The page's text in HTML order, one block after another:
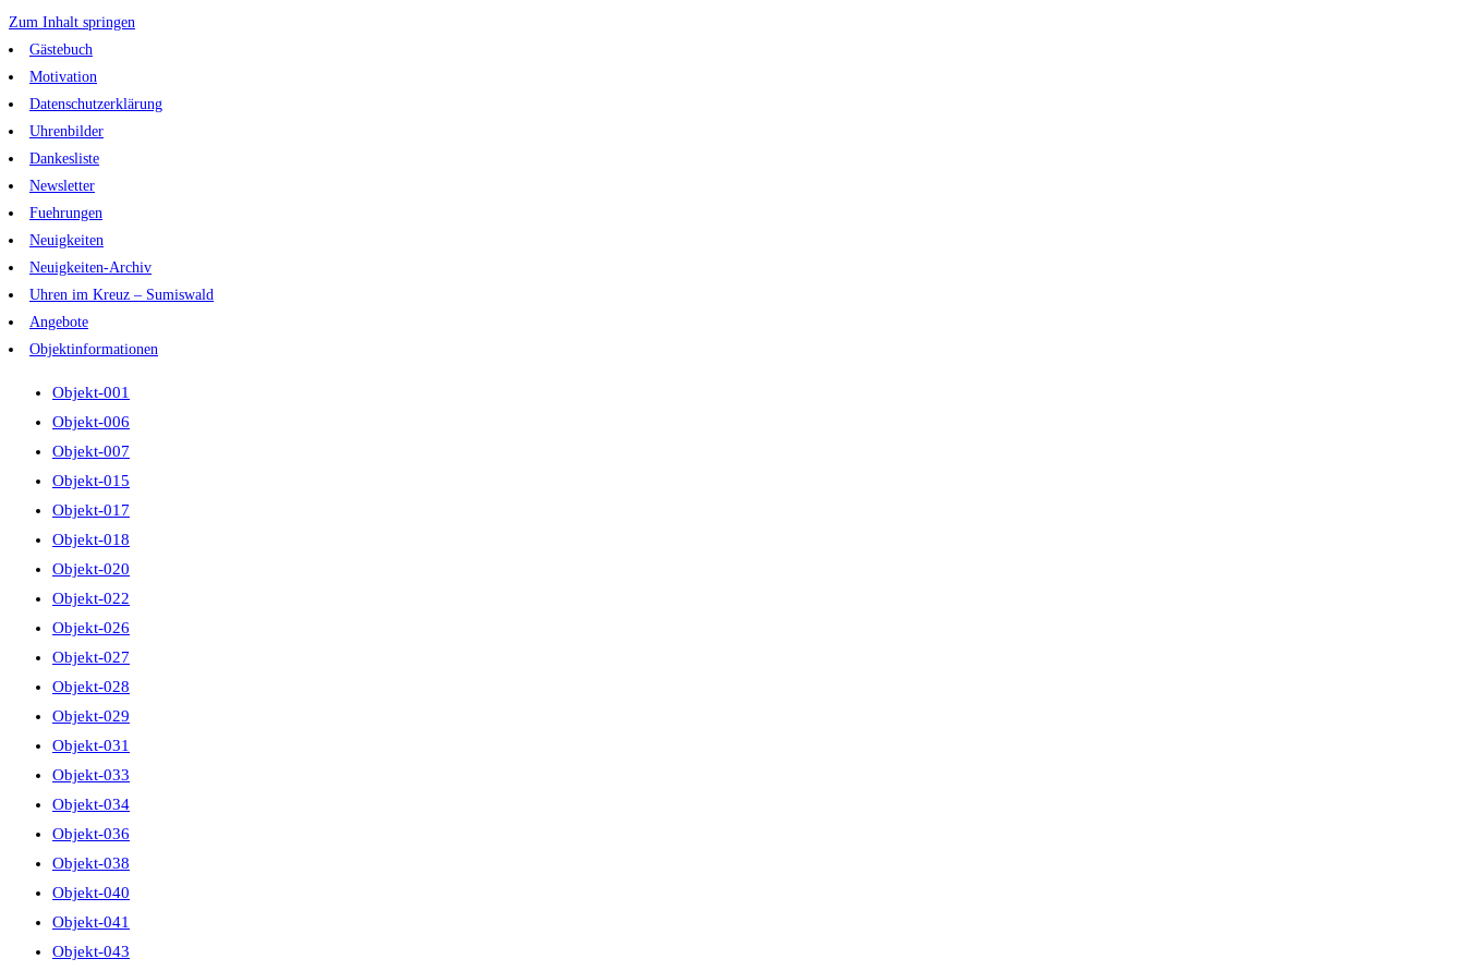
Zum Inhalt springen
Gästebuch
Motivation
Datenschutzerklärung
Uhrenbilder
Dankesliste
Newsletter
Fuehrungen
Neuigkeiten
Neuigkeiten-Archiv
Uhren im Kreuz – Sumiswald
Angebote
Objektinformationen
Objekt-001
Objekt-006
Objekt-007
Objekt-015
Objekt-017
Objekt-018
Objekt-020
Objekt-022
Objekt-026
Objekt-027
Objekt-028
Objekt-029
Objekt-031
Objekt-033
Objekt-034
Objekt-036
Objekt-038
Objekt-040
Objekt-041
Objekt-043